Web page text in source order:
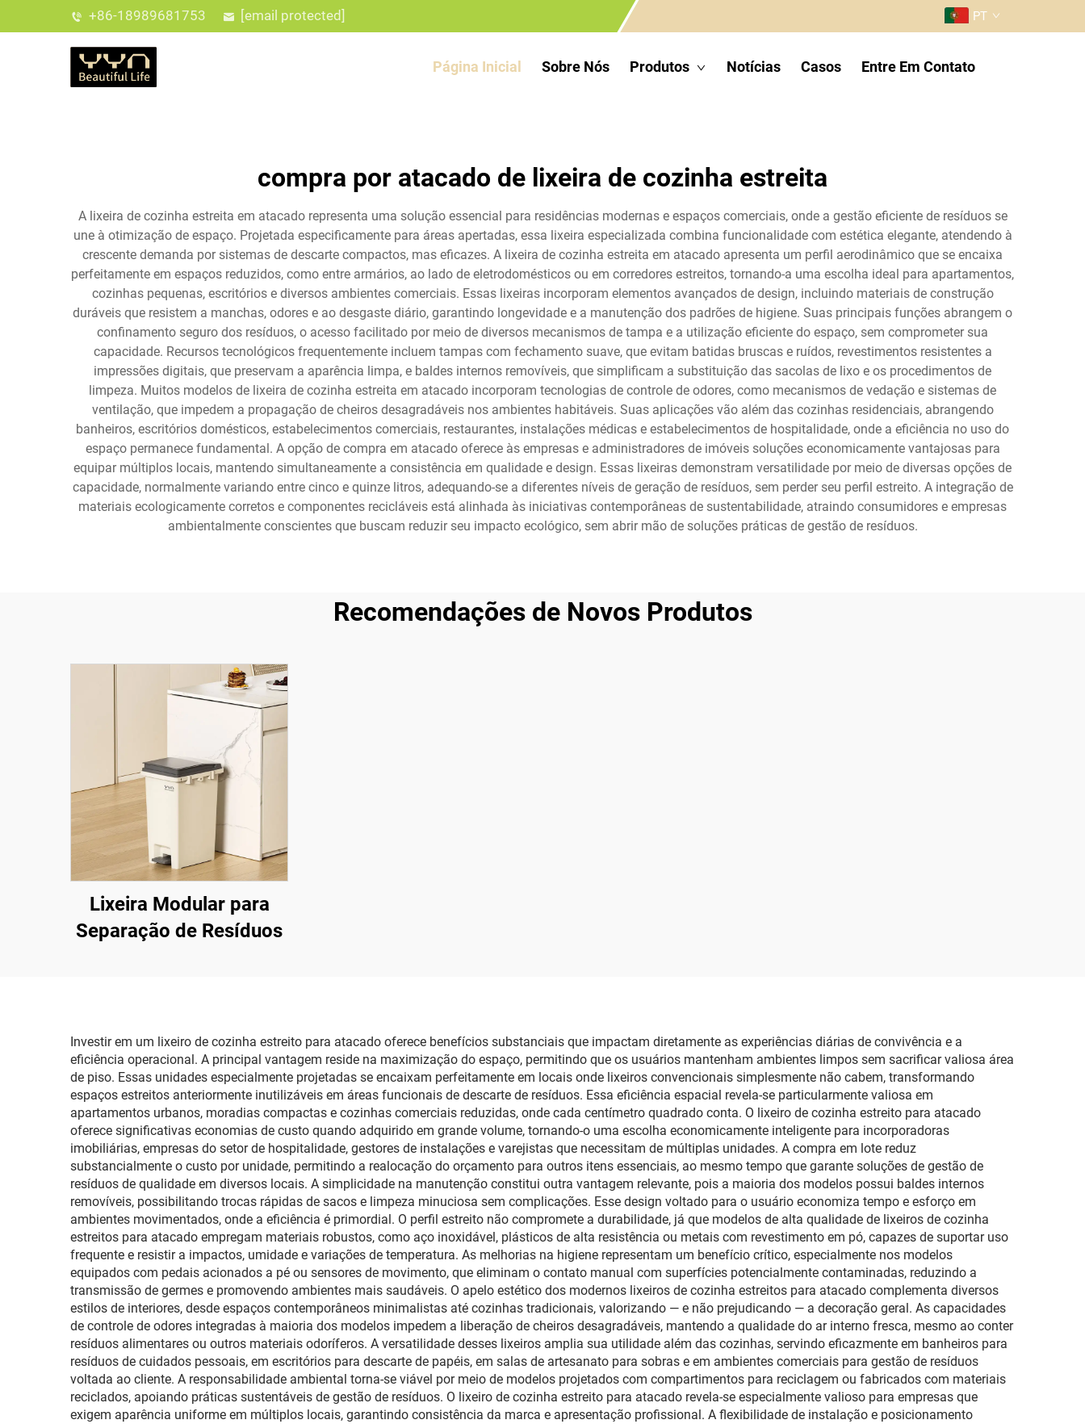
+86-18989681753 [email protected] PT
Página Inicial Sobre Nós Produtos Notícias Casos Entre Em Contato
compra por atacado de lixeira de cozinha estreita
A lixeira de cozinha estreita em atacado representa uma solução essencial para residências modernas e espaços comerciais, onde a gestão eficiente de resíduos se
une à otimização de espaço. Projetada especificamente para áreas apertadas, essa lixeira especializada combina funcionalidade com estética elegante, atendendo à
crescente demanda por sistemas de descarte compactos, mas eficazes. A lixeira de cozinha estreita em atacado apresenta um perfil aerodinâmico que se encaixa
perfeitamente em espaços reduzidos, como entre armários, ao lado de eletrodomésticos ou em corredores estreitos, tornando-a uma escolha ideal para apartamentos,
cozinhas pequenas, escritórios e diversos ambientes comerciais. Essas lixeiras incorporam elementos avançados de design, incluindo materiais de construção
duráveis que resistem a manchas, odores e ao desgaste diário, garantindo longevidade e a manutenção dos padrões de higiene. Suas principais funções abrangem o
confinamento seguro dos resíduos, o acesso facilitado por meio de diversos mecanismos de tampa e a utilização eficiente do espaço, sem comprometer sua
capacidade. Recursos tecnológicos frequentemente incluem tampas com fechamento suave, que evitam batidas bruscas e ruídos, revestimentos resistentes a
impressões digitais, que preservam a aparência limpa, e baldes internos removíveis, que simplificam a substituição das sacolas de lixo e os procedimentos de
limpeza. Muitos modelos de lixeira de cozinha estreita em atacado incorporam tecnologias de controle de odores, como mecanismos de vedação e sistemas de
ventilação, que impedem a propagação de cheiros desagradáveis nos ambientes habitáveis. Suas aplicações vão além das cozinhas residenciais, abrangendo
banheiros, escritórios domésticos, estabelecimentos comerciais, restaurantes, instalações médicas e estabelecimentos de hospitalidade, onde a eficiência no uso do
espaço permanece fundamental. A opção de compra em atacado oferece às empresas e administradores de imóveis soluções economicamente vantajosas para
equipar múltiplos locais, mantendo simultaneamente a consistência em qualidade e design. Essas lixeiras demonstram versatilidade por meio de diversas opções de
capacidade, normalmente variando entre cinco e quinze litros, adequando-se a diferentes níveis de geração de resíduos, sem perder seu perfil estreito. A integração de
materiais ecologicamente corretos e componentes recicláveis está alinhada às iniciativas contemporâneas de sustentabilidade, atraindo consumidores e empresas
ambientalmente conscientes que buscam reduzir seu impacto ecológico, sem abrir mão de soluções práticas de gestão de resíduos.
Recomendações de Novos Produtos
Lixeira Modular para
Separação de Resíduos
Investir em um lixeiro de cozinha estreito para atacado oferece benefícios substanciais que impactam diretamente as experiências diárias de convivência e a
eficiência operacional. A principal vantagem reside na maximização do espaço, permitindo que os usuários mantenham ambientes limpos sem sacrificar valiosa área
de piso. Essas unidades especialmente projetadas se encaixam perfeitamente em locais onde lixeiros convencionais simplesmente não cabem, transformando
espaços estreitos anteriormente inutilizáveis em áreas funcionais de descarte de resíduos. Essa eficiência espacial revela-se particularmente valiosa em
apartamentos urbanos, moradias compactas e cozinhas comerciais reduzidas, onde cada centímetro quadrado conta. O lixeiro de cozinha estreito para atacado
oferece significativas economias de custo quando adquirido em grande volume, tornando-o uma escolha economicamente inteligente para incorporadoras
imobiliárias, empresas do setor de hospitalidade, gestores de instalações e varejistas que necessitam de múltiplas unidades. A compra em lote reduz
substancialmente o custo por unidade, permitindo a realocação do orçamento para outros itens essenciais, ao mesmo tempo que garante soluções de gestão de
resíduos de qualidade em diversos locais. A simplicidade na manutenção constitui outra vantagem relevante, pois a maioria dos modelos possui baldes internos
removíveis, possibilitando trocas rápidas de sacos e limpeza minuciosa sem complicações. Esse design voltado para o usuário economiza tempo e esforço em
ambientes movimentados, onde a eficiência é primordial. O perfil estreito não compromete a durabilidade, já que modelos de alta qualidade de lixeiros de cozinha
estreitos para atacado empregam materiais robustos, como aço inoxidável, plásticos de alta resistência ou metais com revestimento em pó, capazes de suportar uso
frequente e resistir a impactos, umidade e variações de temperatura. As melhorias na higiene representam um benefício crítico, especialmente nos modelos
equipados com pedais acionados a pé ou sensores de movimento, que eliminam o contato manual com superfícies potencialmente contaminadas, reduzindo a
transmissão de germes e promovendo ambientes mais saudáveis. O apelo estético dos modernos lixeiros de cozinha estreitos para atacado complementa diversos
estilos de interiores, desde espaços contemporâneos minimalistas até cozinhas tradicionais, valorizando — e não prejudicando — a decoração geral. As capacidades
de controle de odores integradas à maioria dos modelos impedem a liberação de cheiros desagradáveis, mantendo a qualidade do ar interno fresca, mesmo ao conter
resíduos alimentares ou outros materiais odoríferos. A versatilidade desses lixeiros amplia sua utilidade além das cozinhas, servindo eficazmente em banheiros para
resíduos de cuidados pessoais, em escritórios para descarte de papéis, em salas de artesanato para sobras e em ambientes comerciais para gestão de resíduos
voltada ao cliente. A responsabilidade ambiental torna-se viável por meio de modelos projetados com compartimentos para reciclagem ou fabricados com materiais
reciclados, apoiando práticas sustentáveis de gestão de resíduos. O lixeiro de cozinha estreito para atacado revela-se especialmente valioso para empresas que
exigem aparência uniforme em múltiplos locais, garantindo consistência da marca e apresentação profissional. A flexibilidade de instalação e posicionamento